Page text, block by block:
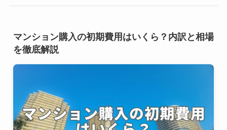
マンション購入の初期費用はいくら？内訳と相場
を徹底解説